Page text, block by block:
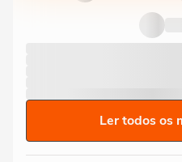
Ler todos os